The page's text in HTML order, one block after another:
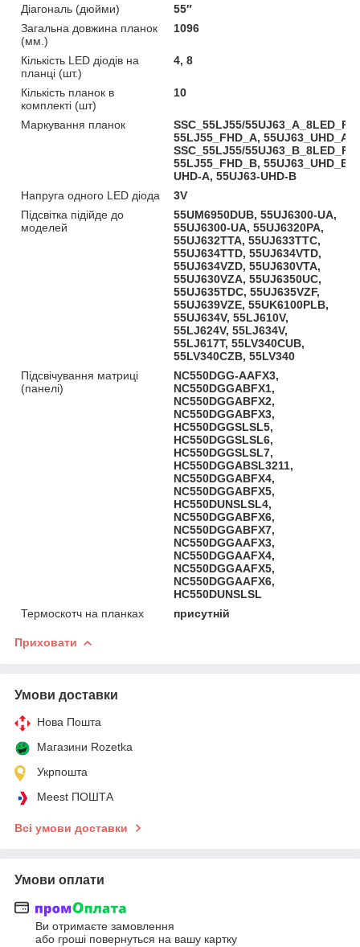
Діагональ (дюйми)
55″
Загальна довжина планок
(мм.)
1096
Кількість LED діодів на
планці (шт.)
4, 8
Кількість планок в
комплекті (шт)
10
Маркування планок
SSC_55LJ55/
55LJ55_FHD_A, 55UJ63_UHD_A,
SSC_55LJ55/
55LJ55_FHD_B, 55UJ63_UHD_B,
UHD-A, 55UJ63-UHD-B
Напруга одного LED діода
3V
Підсвітка підійде до
моделей
55UM6950DUB, 55UJ6300-UA,
55UJ6300-UA, 55UJ6320PA,
55UJ632TTA, 55UJ633TTC,
55UJ634TTD, 55UJ634VTD,
55UJ634VZD, 55UJ630VTA,
55UJ630VZA, 55UJ6350UC,
55UJ635TDC, 55UJ635VZF,
55UJ639VZE, 55UK6100PLB,
55UJ634V, 55LJ610V,
55LJ624V, 55LJ634V,
55LJ617T, 55LV340CUB,
55LV340CZB, 55LV340
Підсвічування матриці
(панелі)
NC550DGG-AAFX3,
NC550DGGABFX1,
NC550DGGABFX2,
NC550DGGABFX3,
HC550DGGSLSL5,
HC550DGGSLSL6,
HC550DGGSLSL7,
HC550DGGABSL3211,
NC550DGGABFX4,
NC550DGGABFX5,
HC550DUNSLSL4,
NC550DGGABFX6,
NC550DGGABFX7,
NC550DGGAAFX3,
NC550DGGAAFX4,
NC550DGGAAFX5,
NC550DGGAAFX6,
HC550DUNSLSL
Термоскотч на планках
присутній
Приховати
Умови доставки
Нова Пошта
Магазини Rozetka
Укрпошта
Meest ПОШТА
Всі умови доставки
Умови оплати
Ви отримаєте замовлення
або гроші повернуться на вашу картку